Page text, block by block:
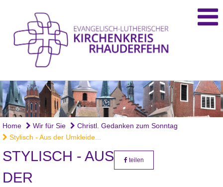
Foto: fentjer
Home Wir für Sie
Christl. Gedanken zum Sonntag
Stylisch - Aus der Umkleide...
STYLISCH - AUS
DER
teilen